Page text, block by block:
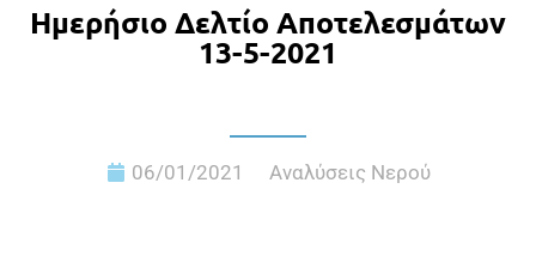
Ημερήσιο Δελτίο Αποτελεσμάτων
13-5-2021
06/01/2021 Αναλύσεις Νερού